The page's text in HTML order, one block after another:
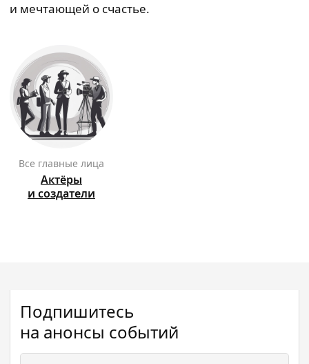
и мечтающей о счастье.
Все главные лица
Актёры
и создатели
Подпишитесь
на анонсы событий